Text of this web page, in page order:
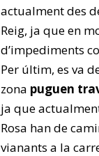
actualment des
Reig, ja que en
d’impediments
Per últim, es va
zona puguen
ja que
Rosa han de
vianants a la